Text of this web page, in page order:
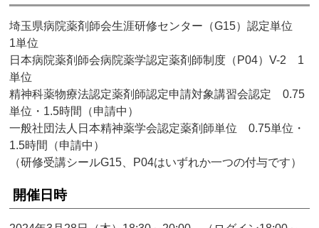
埼玉県病院薬剤師会生涯研修センター（G15）認定単位
1単位
日本病院薬剤師会病院薬学認定薬剤師制度（P04）V-2 1
単位
精神科薬物療法認定薬剤師認定申請対象講習会認定 0.75
単位・1.5時間（申請中）
一般社団法人日本精神薬学会認定薬剤師単位 0.75単位・
1.5時間（申請中）
（研修受講シールG15、P04はいずれか一つの付与です）
開催日時